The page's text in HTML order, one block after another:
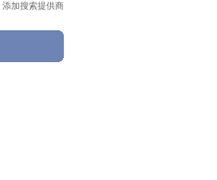
添加搜索提供商